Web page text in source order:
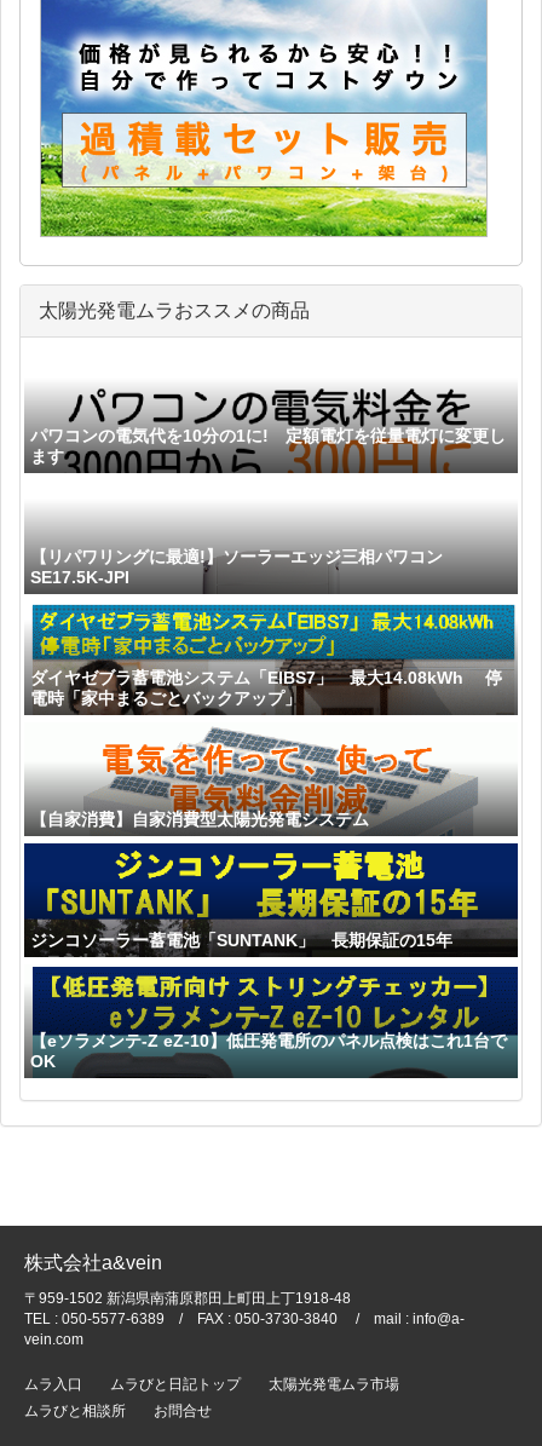
太陽光発電ムラおススメの商品
パワコンの電気代を10分の1に! 定額電灯を従量電灯に変更し
ます
【リパワリングに最適!】ソーラーエッジ三相パワコン
SE17.5K-JPI
ダイヤゼブラ蓄電池システム「EIBS7」 最大14.08kWh 停
電時「家中まるごとバックアップ」
【自家消費】自家消費型太陽光発電システム
ジンコソーラー蓄電池「SUNTANK」 長期保証の15年
【eソラメンテ-Z eZ-10】低圧発電所のパネル点検はこれ1台で
OK
株式会社a&vein
〒959-1502 新潟県南蒲原郡田上町田上丁1918-48
TEL : 050-5577-6389 / FAX : 050-3730-3840 / mail : info@a-
vein.com
ムラ入口 ムラびと日記トップ
太陽光発電ムラ市場
ムラびと相談所
お問合せ